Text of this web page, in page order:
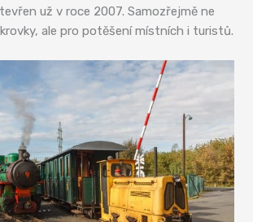
už v roce 2007. Samozřejmě ne
ale pro potěšení místních i turistů.